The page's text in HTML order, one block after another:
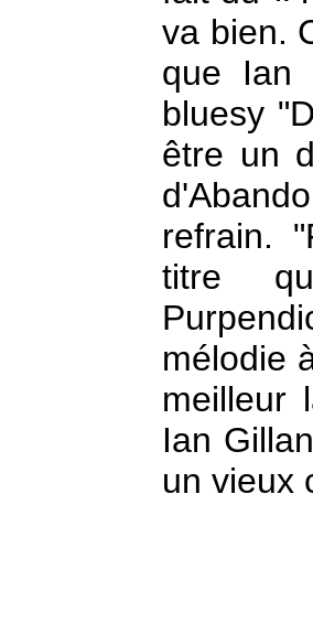
va bien.
que Ian
bluesy
être un
d'
refrain.
titre
mélodie
meilleur
Ian